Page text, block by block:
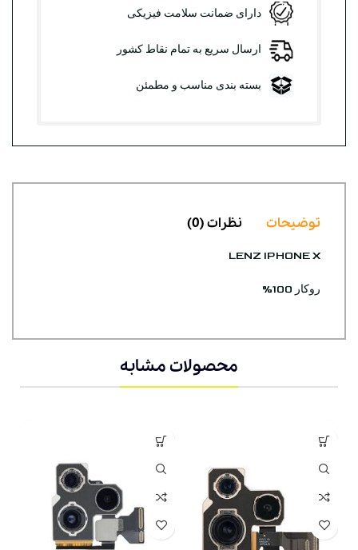
دارای ضمانت سلامت فیزیکی
ارسال سریع به تمام نقاط کشور
بسته بندی مناسب و مطمئن
توضیحات نظرات (0)
LENZ IPHONE X
روکار 100%
محصولات مشابه